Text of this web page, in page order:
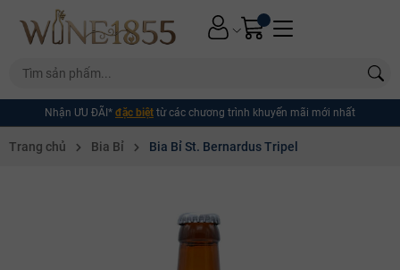
Nhận ƯU ĐÃI* đặc biệt từ các chương trình khuyến mãi mới nhất
Trang chủ Bia Bỉ Bia Bỉ St. Bernardus Tripel